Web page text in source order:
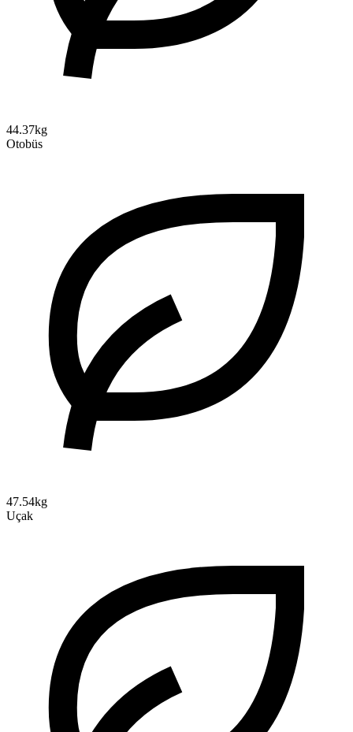
44.37kg
Otobüs
47.54kg
Uçak